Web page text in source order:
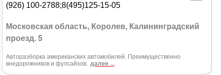
(926) 100-2788;8(495)125-15-05
Московская область, Королев, Калининградский
проезд. 5
Авторазборка американских автомобилей. Преимущественно
внедорожников и фулсайзов. далее ...